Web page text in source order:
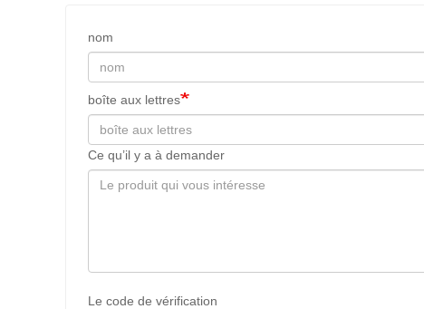
nom
boîte aux lettres
Ce qu’il y a à demander
Le code de vérification